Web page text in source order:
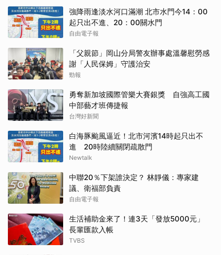
強降雨逢淡水河口滿潮 北市水門今14：00
起只出不進、20：00關水門
自由電子報
「父親節」岡山分局警友辦事處溫馨慰勞感
謝「人民保姆」守護治安
勁報
勇奪新加坡國際管樂大賽銀獎 自強高工國
中部藝才班傳捷報
台灣好新聞
白海豚颱風逼近！北市河濱14時起只出不
進 20時陸續關閉疏散門
Newtalk
中聯20％下架誰決定？ 林靜儀：專家建
議、衛福部負責
自由電子報
生活補助金來了！連3天「發放5000元」
長輩匯款入帳
TVBS